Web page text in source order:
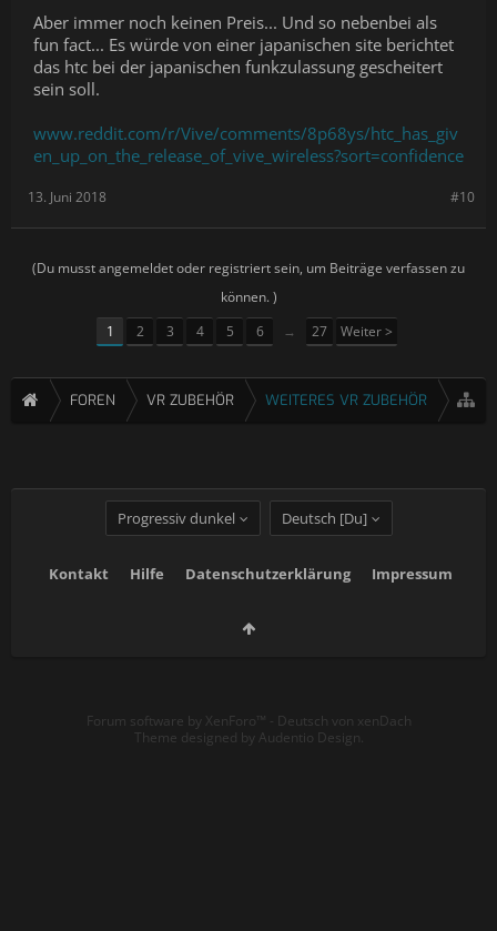
Aber immer noch keinen Preis... Und so nebenbei als
fun fact... Es würde von einer japanischen site berichtet
das htc bei der japanischen funkzulassung gescheitert
sein soll.
www.reddit.com/r/Vive/comments/8p68ys/htc_has_giv
en_up_on_the_release_of_vive_wireless?sort=confidence
#10
13. Juni 2018
(Du musst angemeldet oder registriert sein, um Beiträge verfassen zu
können. )
1
2 3 4 5 6 → 27 Weiter >
FOREN VR ZUBEHÖR WEITERES VR ZUBEHÖR
Progressiv dunkel Deutsch [Du]
Kontakt Hilfe Datenschutzerklärung Impressum
Forum software by XenForo™ - Deutsch von xenDach
Theme designed by Audentio Design.